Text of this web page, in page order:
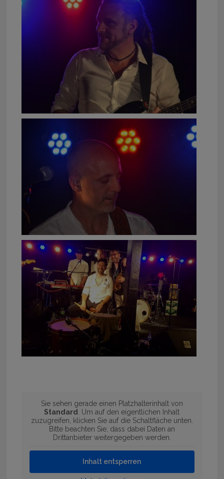
Sie sehen gerade einen Platzhalterinhalt von
Standard
. Um auf den eigentlichen Inhalt
zuzugreifen, klicken Sie auf die Schaltfläche unten.
Bitte beachten Sie, dass dabei Daten an
Drittanbieter weitergegeben werden.
Inhalt entsperren